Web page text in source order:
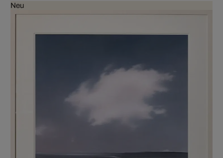
Neu